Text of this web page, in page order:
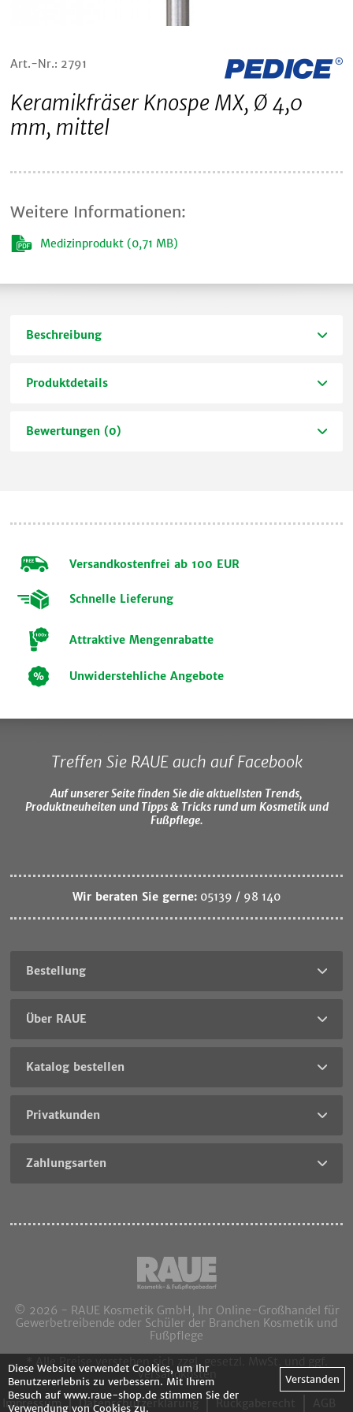
Art.-Nr.: 2791
Keramikfräser Knospe MX, Ø 4,0
mm, mittel
Weitere Informationen:
Medizinprodukt (0,71 MB)
Beschreibung
Produktdetails
Bewertungen (0)
Versandkostenfrei ab 100 EUR
Schnelle Lieferung
Attraktive Mengenrabatte
Unwiderstehliche Angebote
Treffen Sie RAUE auch auf Facebook
Auf unserer Seite finden Sie die aktuellsten Trends,
Produktneuheiten und Tipps & Tricks rund um Kosmetik und
Fußpflege.
Wir beraten Sie gerne: 05139 / 98 140
Bestellung
Über RAUE
Katalog bestellen
Privatkunden
Zahlungsarten
© 2026 - RAUE Kosmetik GmbH, Ihr Online-Großhandel für
Gewerbetreibende oder Schüler der Branchen Kosmetik und
Fußpflege
* Alle Preise verstehen sich zzgl. gesetzl. MwSt. und ggf.
Versandkosten
Impressum Datenschutzerklärung Rückgaberecht
Diese Website verwendet Cookies, um Ihr
Benutzererlebnis zu verbessern. Mit Ihrem
Besuch auf www.raue-shop.de stimmen Sie der
Verwendung von Cookies zu.
Verstanden